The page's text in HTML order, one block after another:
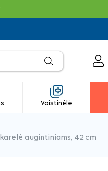
Vaistinėlė
augintiniams, 42 cm